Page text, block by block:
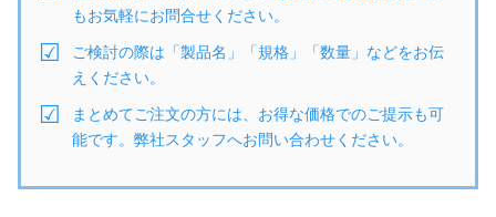
もお気軽にお問合せください。
ご検討の際は「製品名」「規格」「数量」などをお伝
えください。
まとめてご注文の方には、お得な価格でのご提示も可
能です。弊社スタッフへお問い合わせください。